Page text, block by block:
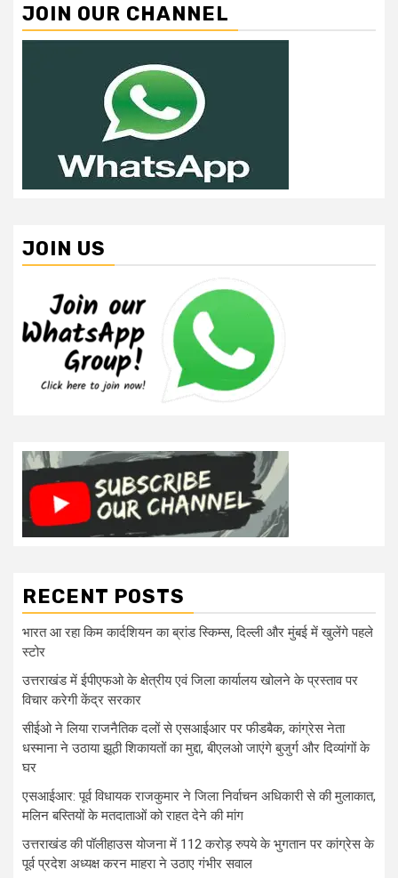
JOIN OUR CHANNEL
JOIN US
RECENT POSTS
भारत आ रहा किम कार्दशियन का ब्रांड स्किम्स, दिल्ली और मुंबई में खुलेंगे पहले
स्टोर
उत्तराखंड में ईपीएफओ के क्षेत्रीय एवं जिला कार्यालय खोलने के प्रस्ताव पर
विचार करेगी केंद्र सरकार
सीईओ ने लिया राजनैतिक दलों से एसआईआर पर फीडबैक, कांग्रेस नेता
धस्माना ने उठाया झूठी शिकायतों का मुद्दा, बीएलओ जाएंगे बुजुर्ग और दिव्यांगों के
घर
एसआईआर: पूर्व विधायक राजकुमार ने जिला निर्वाचन अधिकारी से की मुलाकात,
मलिन बस्तियों के मतदाताओं को राहत देने की मांग
उत्तराखंड की पॉलीहाउस योजना में 112 करोड़ रुपये के भुगतान पर कांग्रेस के
पूर्व प्रदेश अध्यक्ष करन माहरा ने उठाए गंभीर सवाल